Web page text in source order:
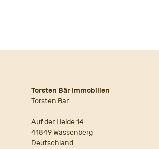
Torsten Bär Immobilien
Torsten Bär
Auf der Heide 14
41849 Wassenberg
Deutschland